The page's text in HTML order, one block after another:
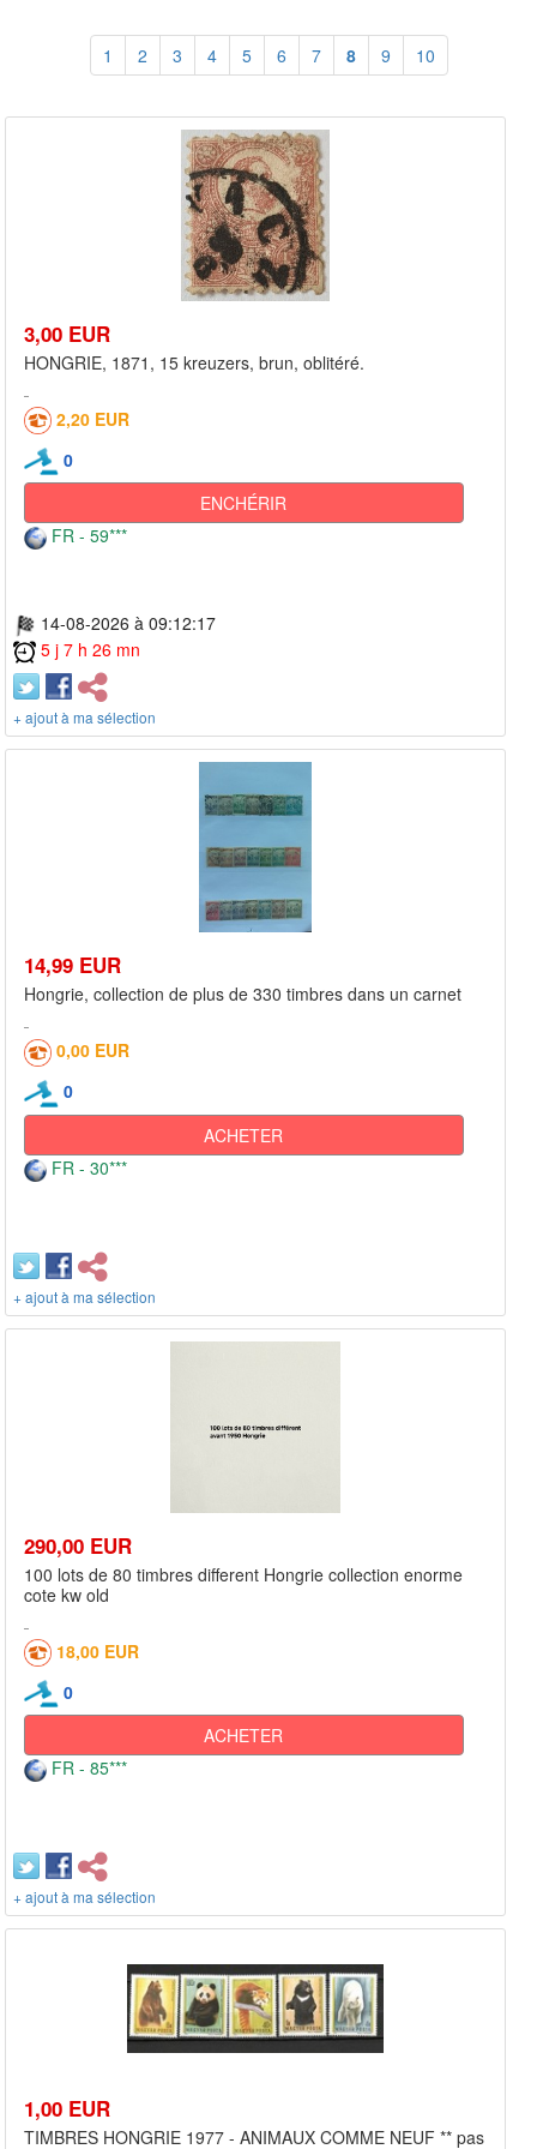
1 2 3 4 5 6 7 8 9 10
3,00 EUR
HONGRIE, 1871, 15 kreuzers, brun, oblitéré.
2,20 EUR
0
ENCHÉRIR
FR - 59***
14-08-2026 à 09:12:17
5 j 7 h 26 mn
+ ajout à ma sélection
14,99 EUR
Hongrie, collection de plus de 330 timbres dans un carnet
0,00 EUR
0
ACHETER
FR - 30***
+ ajout à ma sélection
290,00 EUR
100 lots de 80 timbres different Hongrie collection enorme
cote kw old
18,00 EUR
0
ACHETER
FR - 85***
+ ajout à ma sélection
1,00 EUR
TIMBRES HONGRIE 1977 - ANIMAUX COMME NEUF ** pas